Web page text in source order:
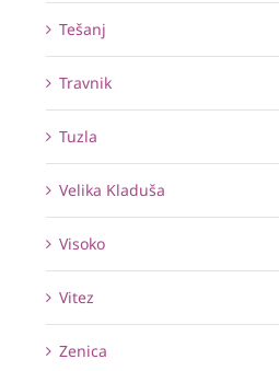
Tešanj
Travnik
Tuzla
Velika Kladuša
Visoko
Vitez
Zenica